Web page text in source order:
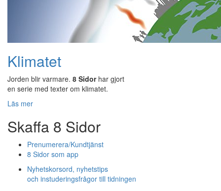
Klimatet
Jorden blir varmare. 8 Sidorhar gjort
en serie med texter om klimatet.
Läs mer
Skaffa 8 Sidor
Prenumerera/Kundtjänst
8 Sidor som app
Nyhetskorsord, nyhetstips
och instuderingsfrågor till tidningen